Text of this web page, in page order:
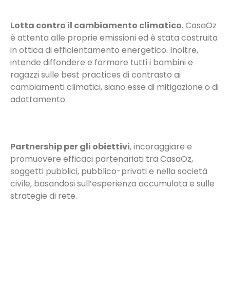
Lotta contro il cambiamento climatico. CasaOz
è attenta alle proprie emissioni ed è stata costruita
in ottica di efficientamento energetico. Inoltre,
intende diffondere e formare tutti i bambini e
ragazzi sulle best practices di contrasto ai
cambiamenti climatici, siano esse di mitigazione o di
adattamento.
Partnership per gli obiettivi, incoraggiare e
promuovere efficaci partenariati tra CasaOz,
soggetti pubblici, pubblico-privati e nella società
civile, basandosi sull’esperienza accumulata e sulle
strategie di rete.